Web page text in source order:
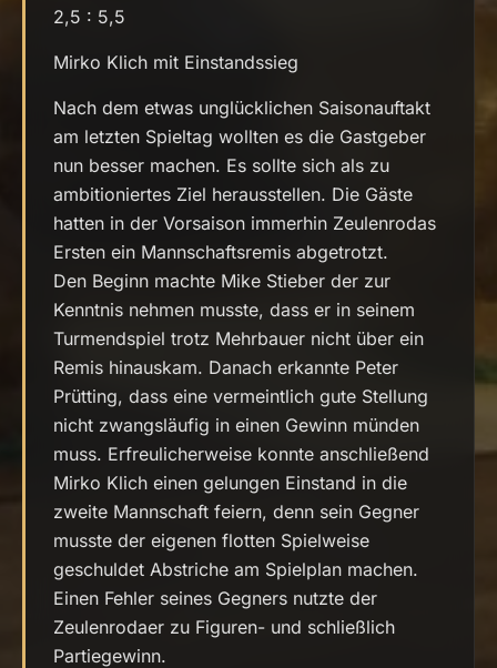
2,5 : 5,5
Mirko Klich mit Einstandssieg
Nach dem etwas unglücklichen Saisonauftakt
am letzten Spieltag wollten es die Gastgeber
nun besser machen. Es sollte sich als zu
ambitioniertes Ziel herausstellen. Die Gäste
hatten in der Vorsaison immerhin Zeulenrodas
Ersten ein Mannschaftsremis abgetrotzt.
Den Beginn machte Mike Stieber der zur
Kenntnis nehmen musste, dass er in seinem
Turmendspiel trotz Mehrbauer nicht über ein
Remis hinauskam. Danach erkannte Peter
Prütting, dass eine vermeintlich gute Stellung
nicht zwangsläufig in einen Gewinn münden
muss. Erfreulicherweise konnte anschließend
Mirko Klich einen gelungen Einstand in die
zweite Mannschaft feiern, denn sein Gegner
musste der eigenen flotten Spielweise
geschuldet Abstriche am Spielplan machen.
Einen Fehler seines Gegners nutzte der
Zeulenrodaer zu Figuren- und schließlich
Partiegewinn.